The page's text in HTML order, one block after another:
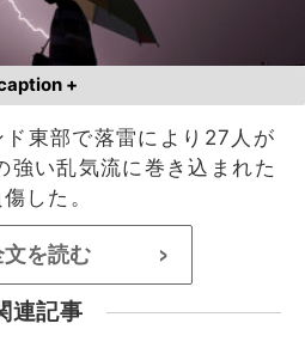
+
ド東部で落雷により27人が
強い乱気流に巻き込まれた
した。
文を読む >
連記事